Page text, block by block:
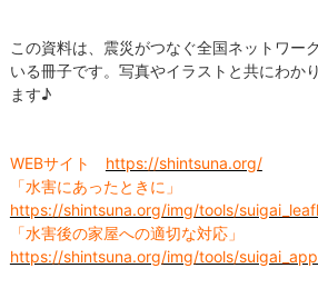
この資料は、震災がつなぐ全国ネットワー
いる冊子です。写真やイラストと共にわか
ます♪
WEBサイト https://shintsuna.org/
「水害にあったときに」
https://shintsuna.org/img/tools/
「水害後の家屋への適切な対応」
https://shintsuna.org/img/tools/